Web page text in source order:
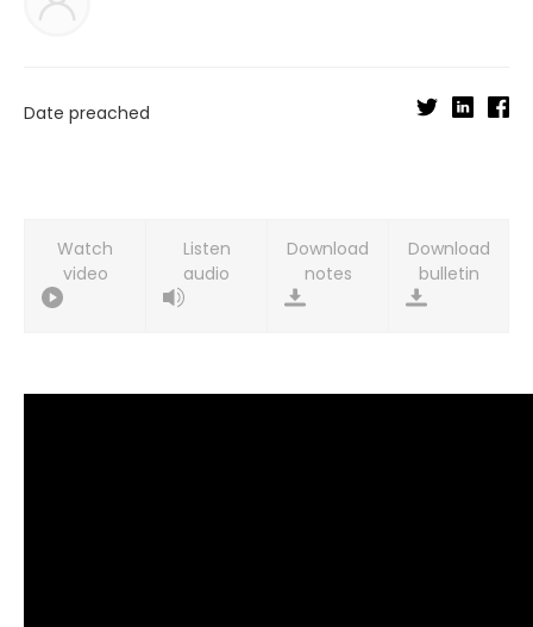
Date preached
Watch
video
Listen
audio
Download
notes
Download
bulletin